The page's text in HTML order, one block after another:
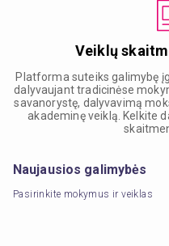
Veiklų
Platforma suteiks galimybę
dalyvaujant tradicinėse
savanorystę, dalyvavimą
akademinę veiklą. Kelkite
Naujausios galimybės
Pasirinkite mokymus ir veiklas